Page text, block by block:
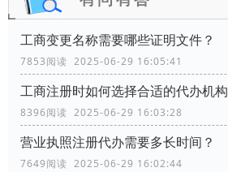
工商变更名称需要哪些证明文件？
7853阅读 2025-06-29 16:05:41
工商注册时如何选择合适的代办机
8396阅读 2025-06-29 16:03:28
营业执照注册代办需要多长时间？
7649阅读 2025-06-29 16:02:44